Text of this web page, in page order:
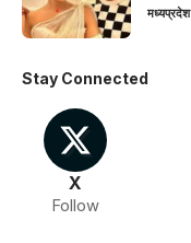
मध्यप्रदेश
Stay Connected
X
Follow